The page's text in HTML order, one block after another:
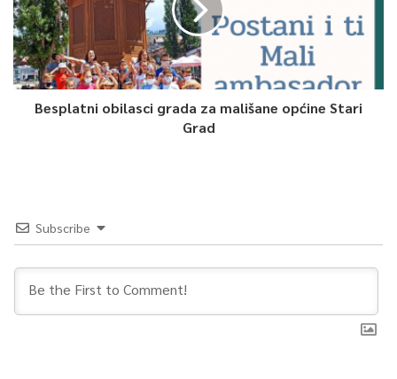
Selma Tahirović, TVSA
0
Article Rating
Besplatni obilasci grada za mališane općine Stari
Grad
Subscribe